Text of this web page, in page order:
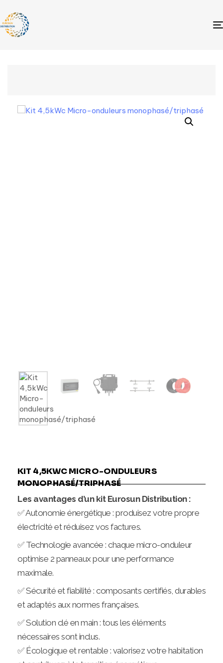
KIT 4,5KWC MICRO-ONDULEURS
MONOPHASÉ/TRIPHASÉ
Les avantages d’un kit Eurosun Distribution :
✅ Autonomie énergétique : produisez votre propre
électricité et réduisez vos factures.
✅ Technologie avancée : chaque micro-onduleur
optimise 2 panneaux pour une performance
maximale.
✅ Sécurité et fiabilité : composants certifiés, durables
et adaptés aux normes françaises.
✅ Solution clé en main : tous les éléments
nécessaires sont inclus.
✅ Écologique et rentable : valorisez votre habitation